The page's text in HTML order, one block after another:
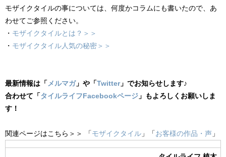
モザイクタイルの事については、何度かコラムにも書いたので、あ
わせてご参照ください。
・ モザイクタイルとは？＞＞
・ モザイクタイル人気の秘密＞＞
最新情報は「 メルマガ」や「 Twitter」でお知らせします♪
合わせて「 タイルライフFacebookページ 」もよろしくお願いしま
す！
関連ページはこちら＞＞ 「 モザイクタイル 」「 お客様の作品・声 」